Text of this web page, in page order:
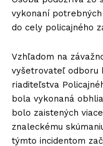
vykonaní
do cely policajného
Vzhľadom na
vyšetrovateľ odboru
riaditeľstva
bola vykonaná
bolo zaistených
znaleckému
týmto incidentom